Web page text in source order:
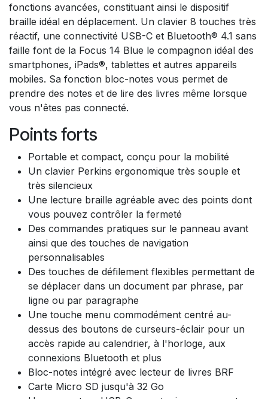
fonctions avancées, constituant ainsi le dispositif
braille idéal en déplacement. Un clavier 8 touches très
réactif, une connectivité USB-C et Bluetooth® 4.1 sans
faille font de la Focus 14 Blue le compagnon idéal des
smartphones, iPads®, tablettes et autres appareils
mobiles. Sa fonction bloc-notes vous permet de
prendre des notes et de lire des livres même lorsque
vous n'êtes pas connecté.
Points forts
Portable et compact, conçu pour la mobilité
Un clavier Perkins ergonomique très souple et
très silencieux
Une lecture braille agréable avec des points dont
vous pouvez contrôler la fermeté
Des commandes pratiques sur le panneau avant
ainsi que des touches de navigation
personnalisables
Des touches de défilement flexibles permettant de
se déplacer dans un document par phrase, par
ligne ou par paragraphe
Une touche menu commodément centré au-
dessus des boutons de curseurs-éclair pour un
accès rapide au calendrier, à l'horloge, aux
connexions Bluetooth et plus
Bloc-notes intégré avec lecteur de livres BRF
Carte Micro SD jusqu'à 32 Go